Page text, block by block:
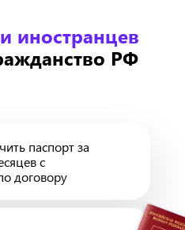
иностранцев
РФ
паспорт за
с
договору